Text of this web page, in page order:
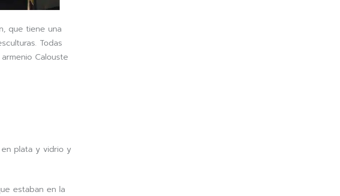
que tiene una
Todas
Calouste
plata y vidrio y
estaban en la